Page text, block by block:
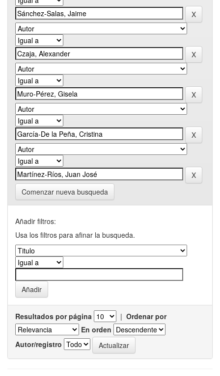
Comenzar nueva busqueda
Añadir filtros:
Usa los filtros para afinar la busqueda.
Resultados por página | Ordenar por
En orden
Autor/registro